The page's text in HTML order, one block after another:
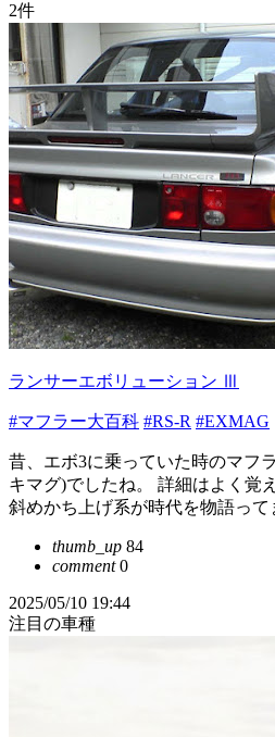
2件
ランサーエボリューション Ⅲ
#マフラー大百科 #RS-R #EXMAG
昔、エボ3に乗っていた時のマフ
キマグ)でしたね。 詳細はよく覚
斜めかち上げ系が時代を物語って
thumb_up 84
comment0
2025/05/10 19:44
注目の車種